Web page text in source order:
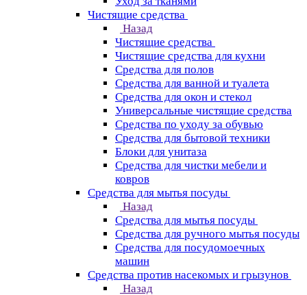
Чистящие средства
Назад
Чистящие средства
Чистящие средства для кухни
Средства для полов
Средства для ванной и туалета
Средства для окон и стекол
Универсальные чистящие средства
Средства по уходу за обувью
Средства для бытовой техники
Блоки для унитаза
Средства для чистки мебели и
ковров
Средства для мытья посуды
Назад
Средства для мытья посуды
Средства для ручного мытья посуды
Средства для посудомоечных
машин
Средства против насекомых и грызунов
Назад